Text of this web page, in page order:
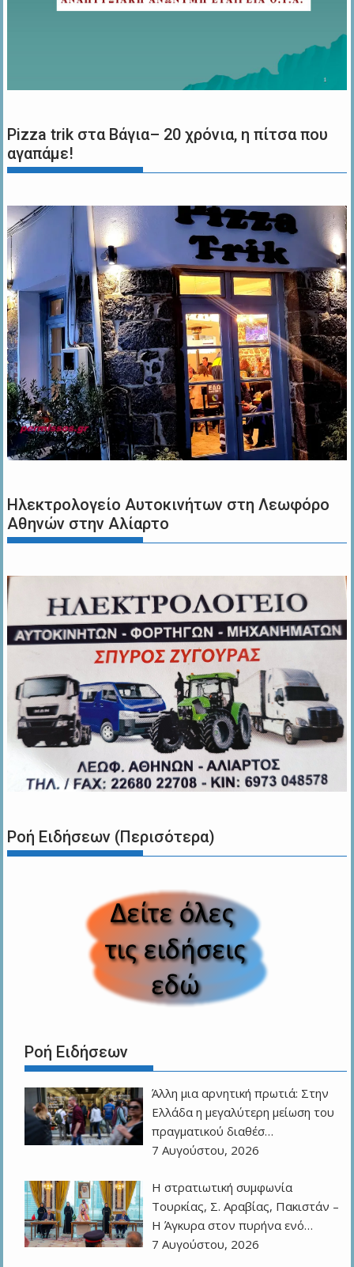
Pizza trik στα Βάγια– 20 χρόνια, η πίτσα που
αγαπάμε!
Ηλεκτρολογείο Αυτοκινήτων στη Λεωφόρο
Αθηνών στην Αλίαρτο
Ροή Ειδήσεων (Περισότερα)
Ροή Ειδήσεων
Άλλη μια αρνητική πρωτιά: Στην
Ελλάδα η μεγαλύτερη μείωση του
πραγματικού διαθέσ…
7 Αυγούστου, 2026
Η στρατιωτική συμφωνία
Τουρκίας, Σ. Αραβίας, Πακιστάν –
Η Άγκυρα στον πυρήνα ενό…
7 Αυγούστου, 2026